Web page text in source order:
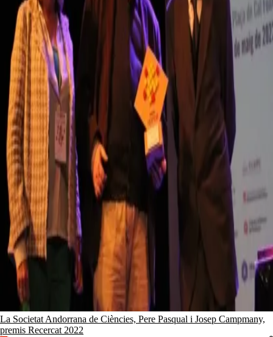
La Societat Andorrana de Ciències, Pere Pasqual i Josep Campmany,
premis Recercat 2022